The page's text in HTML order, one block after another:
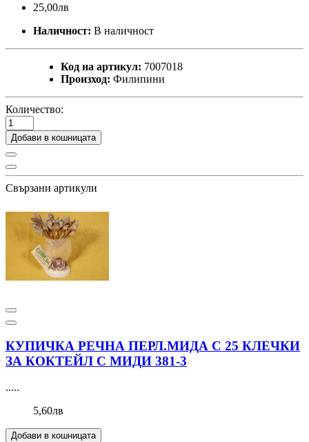
25,00лв
Наличност: В наличност
Код на артикул: 7007018
Произход: Филипини
Количество:
Добави в кошницата
Свързани артикули
КУПИЧКА РЕЧНА ПЕРЛ.МИДА С 25 КЛЕЧКИ
ЗА КОКТЕЙЛ С МИДИ 381-3
.....
5,60лв
Добави в кошницата